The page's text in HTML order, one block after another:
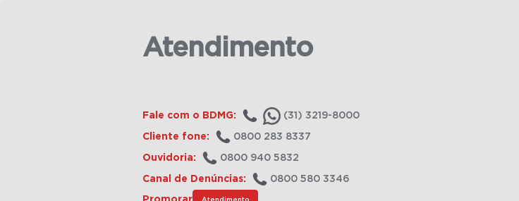
Atendimento
Fale com o BDMG: (31) 3219-8000
Cliente fone: 0800 283 8337
Ouvidoria: 0800 940 5832
Canal de Denúncias: 0800 580 3346
Atendimento